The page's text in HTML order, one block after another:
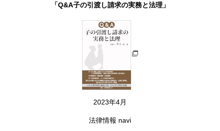
「Q&A子の引渡し請求の実務と法理」
2023年4月
法律情報 navi